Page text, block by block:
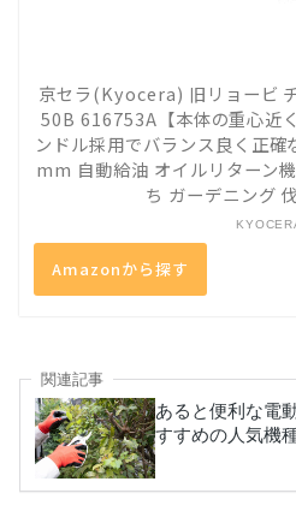
京セラ(Kyocera) 旧リョービ
50B 616753A【本体の重心近
ンドル採用でバランス良く正
mm 自動給油 オイルリターン
ち ガーデニング
Amazonから探す